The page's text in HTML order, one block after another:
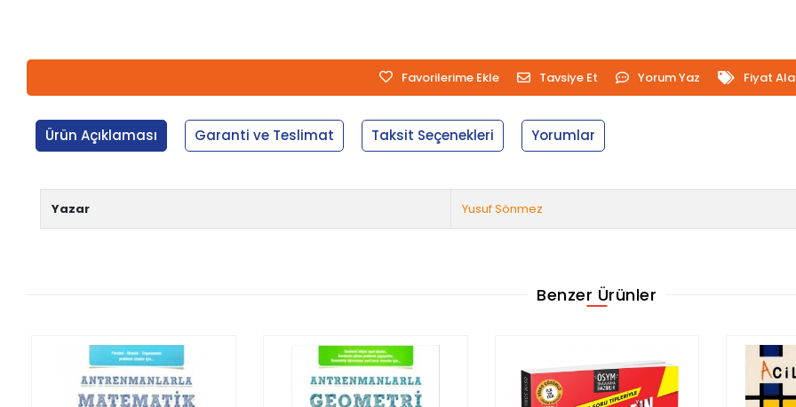
Favorilerime Ekle Tavsiye Et Yorum Yaz Fiyat
Ürün Açıklaması Garanti ve Teslimat Taksit Seçenekleri Yorumlar
Yazar Yusuf Sönmez
Benzer Ürünler